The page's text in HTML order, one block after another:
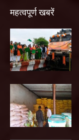
महत्वपूर्ण खबरें